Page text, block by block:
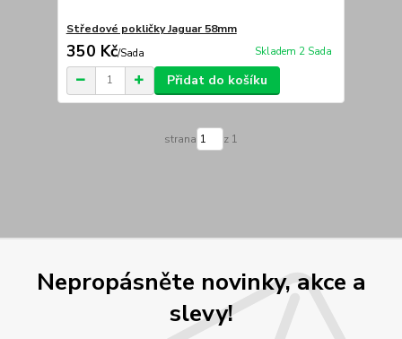
Středové pokličky Jaguar 58mm
350 Kč/Sada Skladem 2 Sada
Přidat do košíku
strana z 1
Nepropásněte novinky, akce a
slevy!